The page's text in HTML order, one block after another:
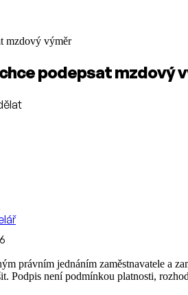
mzdový výměr
podepsat mzdový
právním jednáním zaměstnavatele a
Podpis není podmínkou platnosti,